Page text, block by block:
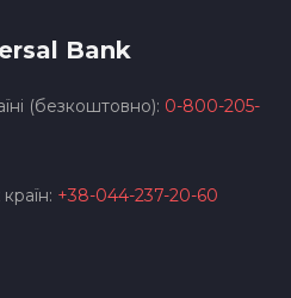
Bank
(безкоштовно): 0-800-205-
+38-044-237-20-60